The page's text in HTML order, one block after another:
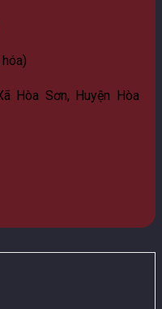
Hòa Sơn, Huyện Hòa